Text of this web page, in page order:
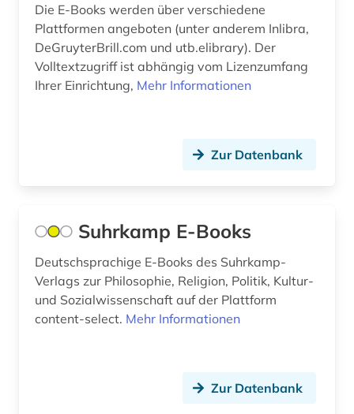
politologie (6)
portugal (2)
pädagogik (7)
qatar (1)
Die E-Books werden über verschiedene
Plattformen angeboten (unter anderem Inlibra,
DeGruyterBrill.com und utb.elibrary). Der
Volltextzugriff ist abhängig vom Lizenzumfang
Ihrer Einrichtung, Mehr Informationen
Zur Datenbank
Suhrkamp E-Books
Deutschsprachige E-Books des Suhrkamp-
Verlags zur Philosophie, Religion, Politik, Kultur-
und Sozialwissenschaft auf der Plattform
content-select. Mehr Informationen
Zur Datenbank